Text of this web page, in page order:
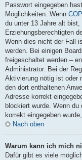
Passwort eingegeben
Möglichkeiten. Wenn
du unter 13 Jahre alt
Erziehungsberechtigten
Wenn dies nicht der Fall
werden. Bei einigen
freigeschaltet werden –
Administrator. Bei der
Aktivierung nötig ist oder
den dort enthaltenen
Adresse korrekt
blockiert wurde. Wenn
korrekt eingegeben
Nach oben
Warum kann ich mich
Dafür gibt es viele